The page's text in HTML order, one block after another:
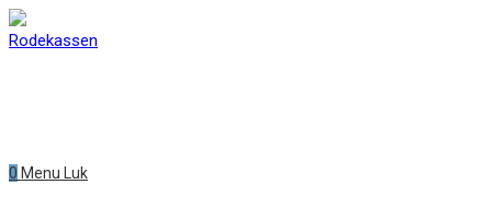
Skip
to
0 Menu Luk